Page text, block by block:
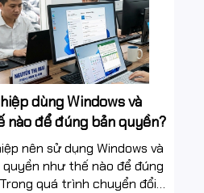
dùng Windows và
nào để đúng bản quyền?
nên sử dụng Windows và
như thế nào để đúng
quá trình chuyển đổi